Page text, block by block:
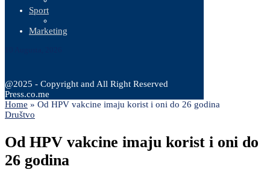
Sport
Marketing
@2025 - Copyright and All Right Reserved
Press.co.me
Home » Od HPV vakcine imaju korist i oni do 26 godina
Društvo
Od HPV vakcine imaju korist i oni do
26 godina